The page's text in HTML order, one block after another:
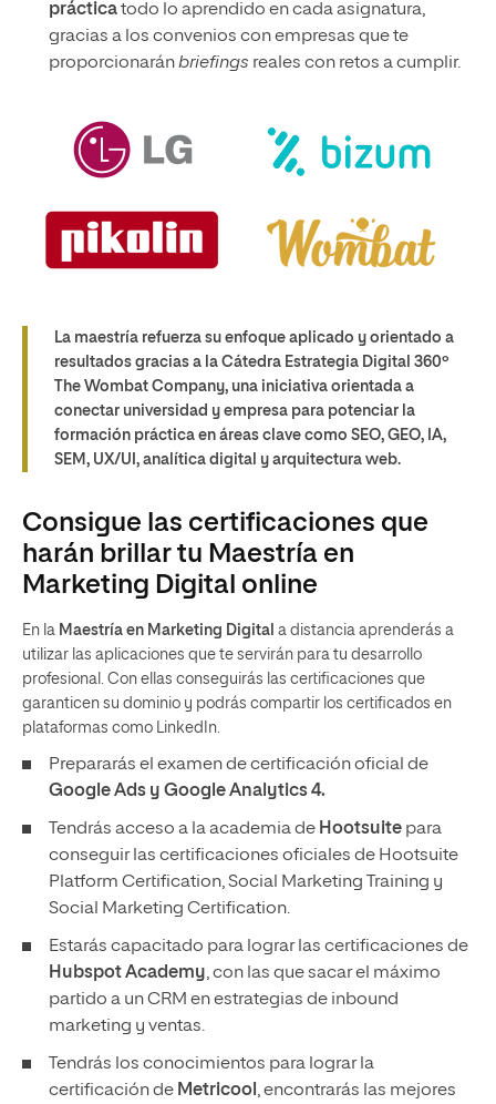
prácticatodo lo aprendido en cada asignatura,
gracias a los convenios con empresas que te
proporcionaránbriefings reales con retos a cumplir.
La maestría refuerza su enfoque aplicado y orientado a
resultados gracias a la Cátedra Estrategia Digital 360º
The Wombat Company, una iniciativa orientada a
conectar universidad y empresa para potenciar la
formación práctica en áreas clave como SEO, GEO, IA,
SEM, UX/UI, analítica digital y arquitectura web.
Consigue las certificaciones que
harán brillar tu Maestría en
Marketing Digital online
En la Maestría en Marketing Digital a distancia aprenderás a
utilizar las aplicaciones que te servirán para tu desarrollo
profesional. Con ellas conseguirás las certificaciones que
garanticen su dominio y podrás compartir los certificados en
plataformas como LinkedIn.
Prepararás el examen de certificación oficial de
Google Ads y Google Analytics 4.
Tendrás acceso a la academia de Hootsuite para
conseguir las certificaciones oficiales de Hootsuite
Platform Certification, Social Marketing Training y
Social Marketing Certification.
Estarás capacitado para lograr las certificaciones de
Hubspot Academy, con las que sacar el máximo
partido a un CRM en estrategias de inbound
marketing y ventas.
Tendrás los conocimientos para lograr la
certificación de Metricool, encontrarás las mejores